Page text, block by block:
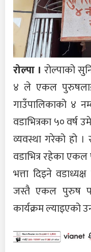
रोल्पा । रोल्पाको
४ ले एकल
गाउँपालिकाको ४
वडाभित्रका ५०
व्यवस्था गरेको हो ।
वडाभित्र रहेका
भत्ता दिइने
जस्तै एकल पुरुष
कार्यक्रम ल्याइएको